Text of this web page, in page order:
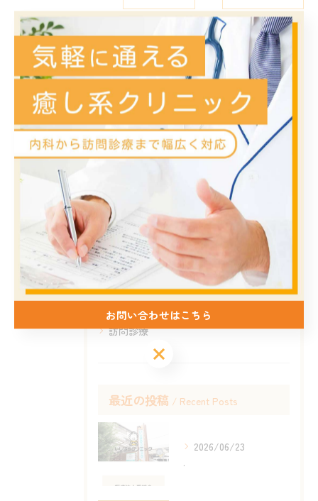
関連タグ
#流行り #風邪 #ウイルス
Categories
全てのカテゴリー
内科
消化器内科
肛門科
訪問診療
最近の投稿 Recent Posts
2026/06/23
.
お問い合わせはこちら